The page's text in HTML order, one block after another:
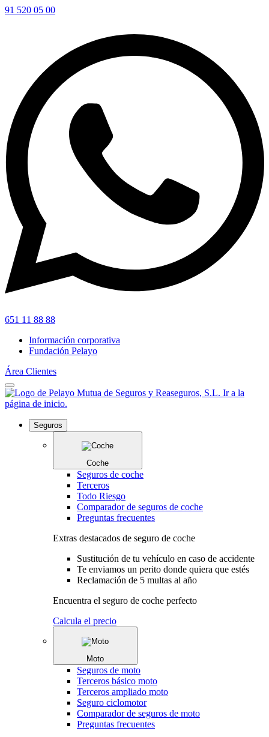
91 520 05 00
651 11 88 88
Información corporativa
Fundación Pelayo
Área Clientes
Seguros
Coche
Seguros de coche
Terceros
Todo Riesgo
Comparador de seguros de coche
Preguntas frecuentes
Extras destacados de seguro de coche
Sustitución de tu vehículo en caso de accidente
Te enviamos un perito donde quiera que estés
Reclamación de 5 multas al año
Encuentra el seguro de coche perfecto
Calcula el precio
Moto
Seguros de moto
Terceros básico moto
Terceros ampliado moto
Seguro ciclomotor
Comparador de seguros de moto
Preguntas frecuentes